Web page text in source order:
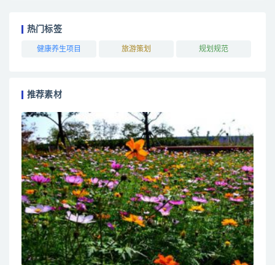
热门标签
健康养生项目 旅游策划 规划规范
推荐素材